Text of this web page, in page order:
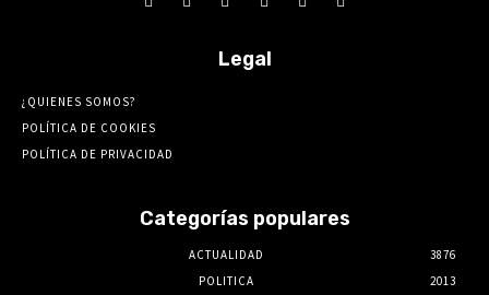
Legal
¿QUIENES SOMOS?
POLÍTICA DE COOKIES
POLÍTICA DE PRIVACIDAD
Categorías populares
ACTUALIDAD
3876
POLITICA
2013